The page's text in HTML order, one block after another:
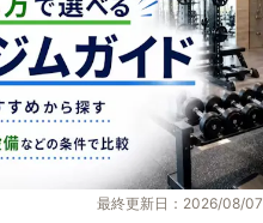
最終更新日：2026/08/07